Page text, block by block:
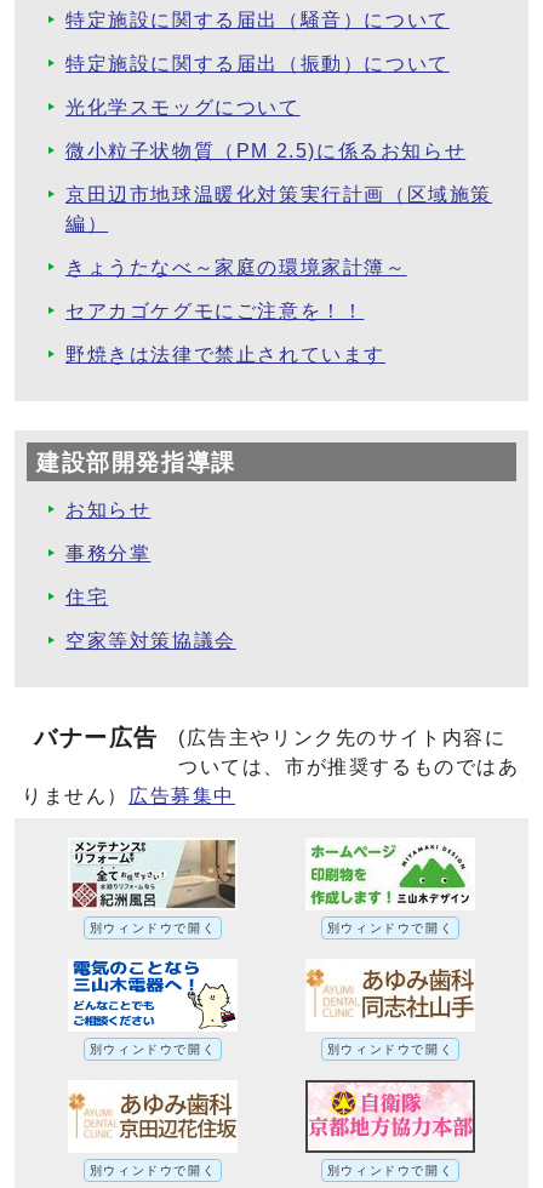
特定施設に関する届出（騒音）について
特定施設に関する届出（振動）について
光化学スモッグについて
微小粒子状物質（PM 2.5)に係るお知らせ
京田辺市地球温暖化対策実行計画（区域施策
編）
きょうたなべ～家庭の環境家計簿～
セアカゴケグモにご注意を！！
野焼きは法律で禁止されています
建設部開発指導課
お知らせ
事務分掌
住宅
空家等対策協議会
バナー広告
(広告主やリンク先のサイト内容に
ついては、市が推奨するものではあ
りません）
広告募集中
別ウィンドウで開く 別ウィンドウで開く
別ウィンドウで開く 別ウィンドウで開く
別ウィンドウで開く 別ウィンドウで開く